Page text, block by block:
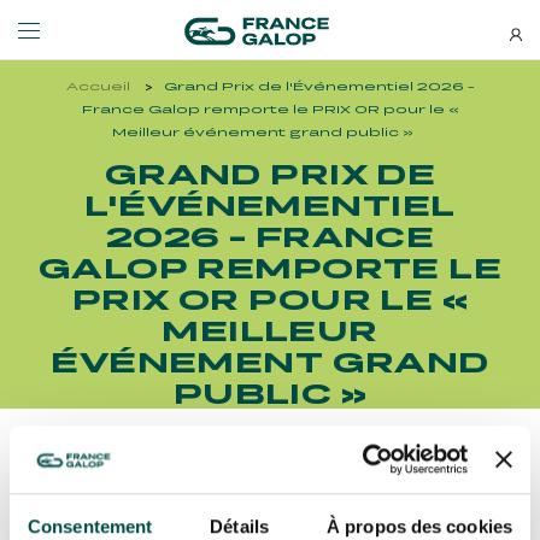
Consentement Détails À propos des cookies
Événements et billetterie
LES ÉVÉNEMENTS
MEETING DE DEAUVILLE BARRIÈRE
MEETING DE DEAUVILLE BARRIÈRE
QATAR ARC TRIALS
QATAR ARC TRIALS
À LA DÉCOUVERTE DE L'HIPPODROME
QATAR PRIX DE L'ARC DE TRIOMPHE
L'HIPPODROME EN FAMILLE
Découvrez-nous
DÉCOUVREZ-NOUS
QUI SOMMES-NOUS ?
QUI SOMMES-NOUS ?
NOS ENGAGEMENTS BIEN-ÊTRE ÉQUIN
NOS ENGAGEMENTS BIEN-ÊTRE ÉQUIN
RESPONSABILITÉ SOCIÉTALE
NEWSLETTERS
Bons plans, nouveautés et
actus : ne ratez rien !
Accueil
Grand Prix de l'Événementiel 2026 -
France Galop remporte le PRIX OR pour le «
Meilleur événement grand public »
GRAND PRIX DE
L'ÉVÉNEMENTIEL
2026 - FRANCE
GALOP REMPORTE LE
PRIX OR POUR LE «
MEILLEUR
ÉVÉNEMENT GRAND
PUBLIC »